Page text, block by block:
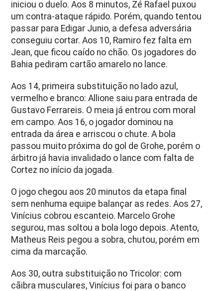
iniciou o duelo. Aos 8 minutos, Zé Rafael puxou
um contra-ataque rápido. Porém, quando tentou
passar para Edigar Junio, a defesa adversária
conseguiu cortar. Aos 10, Ramiro fez falta em
Jean, que ficou caído no chão. Os jogadores do
Bahia pediram cartão amarelo no lance.
Aos 14, primeira substituição no lado azul,
vermelho e branco: Allione saiu para entrada de
Gustavo Ferrareis. O meia já entrou com moral
em campo. Aos 16, o jogador dominou na
entrada da área e arriscou o chute. A bola
passou muito próxima do gol de Grohe, porém o
árbitro já havia invalidado o lance com falta de
Cortez no início da jogada.
O jogo chegou aos 20 minutos da etapa final
sem nenhuma equipe balançar as redes. Aos 27,
Vinícius cobrou escanteio. Marcelo Grohe
segurou, mas soltou a bola logo depois. Atento,
Matheus Reis pegou a sobra, chutou, porém em
cima da marcação.
Aos 30, outra substituição no Tricolor: com
cãibra musculares, Vinícius foi para o banco